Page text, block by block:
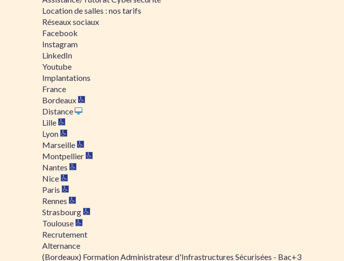
Location de salles : nos tarifs
Réseaux sociaux
Facebook
Instagram
LinkedIn
Youtube
Implantations
France
Bordeaux
Distance
Lille
Lyon
Marseille
Montpellier
Nantes
Nice
Paris
Rennes
Strasbourg
Toulouse
Recrutement
Alternance
(Bordeaux) Formation Administrateur d'Infrastructures Sécurisées - Bac+3